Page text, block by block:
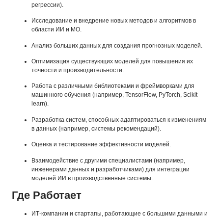
регрессии).
Исследование и внедрение новых методов и алгоритмов в
области ИИ и МО.
Анализ больших данных для создания прогнозных моделей.
Оптимизация существующих моделей для повышения их
точности и производительности.
Работа с различными библиотеками и фреймворками для
машинного обучения (например, TensorFlow, PyTorch, Scikit-
learn).
Разработка систем, способных адаптироваться к изменениям
в данных (например, системы рекомендаций).
Оценка и тестирование эффективности моделей.
Взаимодействие с другими специалистами (например,
инженерами данных и разработчиками) для интеграции
моделей ИИ в производственные системы.
Где Работает
ИТ-компании и стартапы, работающие с большими данными и